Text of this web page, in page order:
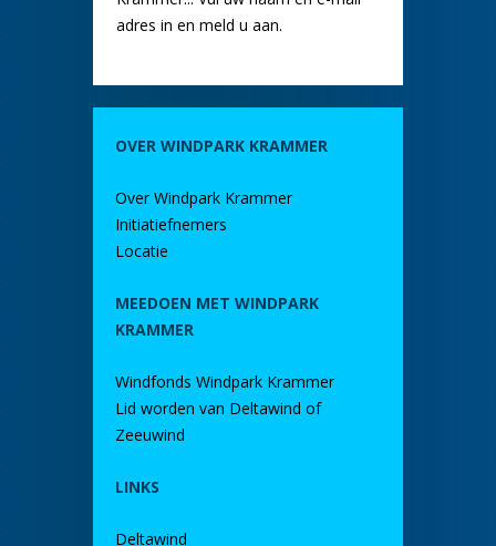
adres in en meld u aan.
OVER WINDPARK KRAMMER
Over Windpark Krammer
Initiatiefnemers
Locatie
MEEDOEN MET WINDPARK
KRAMMER
Windfonds Windpark Krammer
Lid worden van Deltawind of
Zeeuwind
LINKS
Deltawind